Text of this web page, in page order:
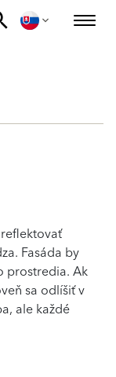
Fasáda by
prostredia. Ak
sa odlíšiť v
ale každé